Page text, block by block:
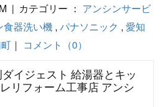
| カテゴリー ： アンシンサービ
食器洗い機 , パナソニック , 愛知
｜ コメント（0）
イジェスト 給湯器とキッ
リフォーム工事店 アンシ